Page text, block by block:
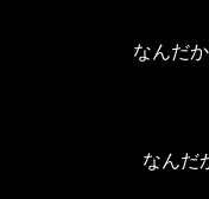
なんだ
なんだ